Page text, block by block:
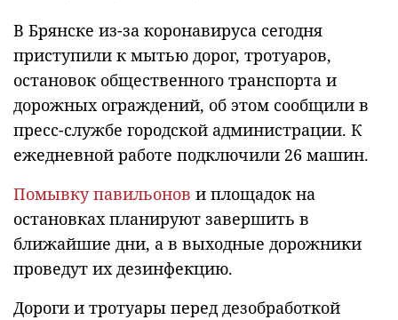
В Брянске из-за коронавируса сегодня
приступили к мытью дорог, тротуаров,
остановок общественного транспорта и
дорожных ограждений, об этом сообщили в
пресс-службе городской администрации. К
ежедневной работе подключили 26 машин.
Помывку павильонов и площадок на
остановках планируют завершить в
ближайшие дни, а в выходные дорожники
проведут их дезинфекцию.
Дороги и тротуары перед дезобработкой